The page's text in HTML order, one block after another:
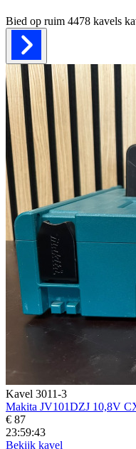
Bied op ruim 4478 kavels
Kavel 3011-3
Makita JV101DZJ 10,8V
€ 87
23:59:41
Bekijk kavel